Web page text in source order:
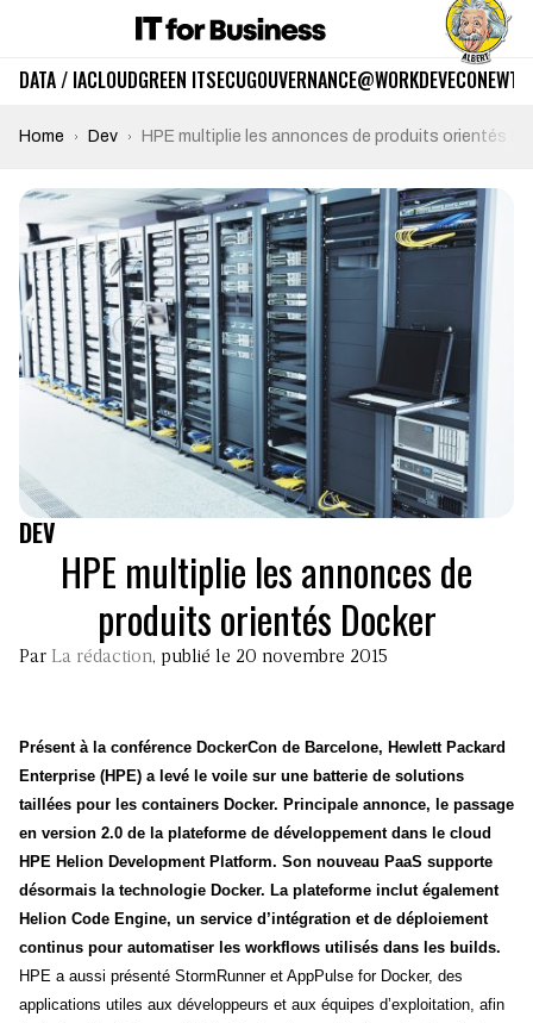
DATA / IACLOUDGREEN ITSECUGOUVERNANCE@WORKDEVECO
Home Dev HPE multiplie les annonces de produits orientés
DEV
HPE multiplie les annonces de
produits orientés Docker
Par La rédaction, publié le 20 novembre 2015
Présent à la conférence DockerCon de Barcelone, Hewlett Packard
Enterprise (HPE) a levé le voile sur une batterie de solutions
taillées pour les containers Docker. Principale annonce, le passage
en version 2.0 de la plateforme de développement dans le cloud
HPE Helion Development Platform. Son nouveau PaaS supporte
désormais la technologie Docker. La plateforme inclut également
Helion Code Engine, un service d’intégration et de déploiement
continus pour automatiser les workflows utilisés dans les builds.
HPE a aussi présenté StormRunner et AppPulse for Docker, des
applications utiles aux développeurs et aux équipes d’exploitation, afin